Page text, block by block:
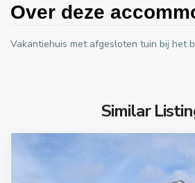
Over deze
Vakantiehuis met afgesloten tuin bij het
Similar